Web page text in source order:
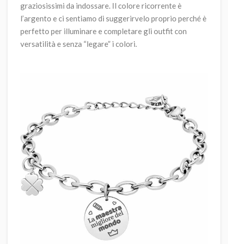
graziosissimi da indossare. Il colore ricorrente è
l’argento e ci sentiamo di suggerirvelo proprio perché è
perfetto per illuminare e completare gli outfit con
versatilità e senza “legare” i colori.